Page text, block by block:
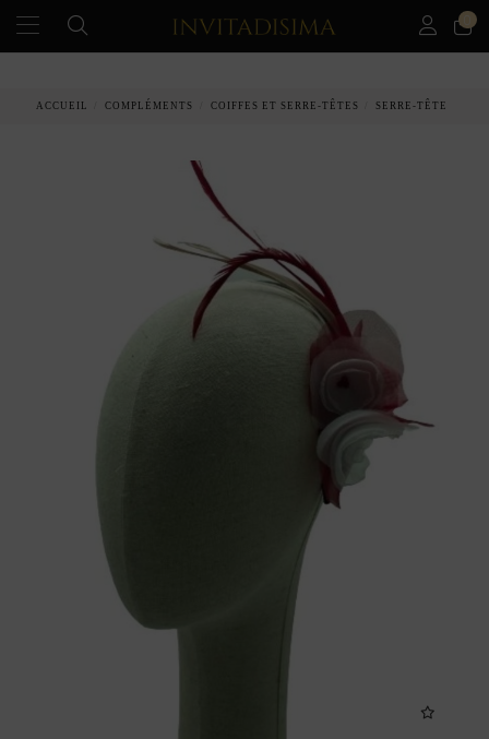
ACCUEIL COMPLÉMENTS COIFFES ET SERRE-TÊTES SERRE-TÊTE